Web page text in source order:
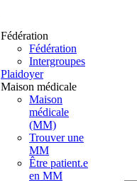
Fédération
Fédération
Intergroupes
Plaidoyer
Maison médicale
Maison
médicale
(MM)
Trouver une
MM
Être patient.e
en MM